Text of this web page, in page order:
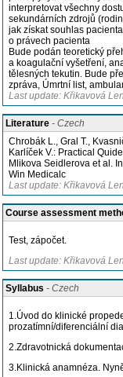
interpretovat všechny
sekundárních zdrojů
jak získat souhlas
o právech pacienta
Bude podán teoretický
a koagulační vyšetření,
tělesných tekutin. Bude
zpráva, Úmrtní list,
Last update: Křikavová
Literature - Czech
Chrobák L., Gral T.,
Karlíček V.: Practical
Mlikova Seidlerova et al.
Win Medicalc
Last update: Křikavová
Course assessment
Test, zápočet.
Last update: Křikavová
Syllabus - Czech
1.Úvod do klinické
prozatímní/diferenciální
2.Zdravotnická
3.Klinická anamnéza.